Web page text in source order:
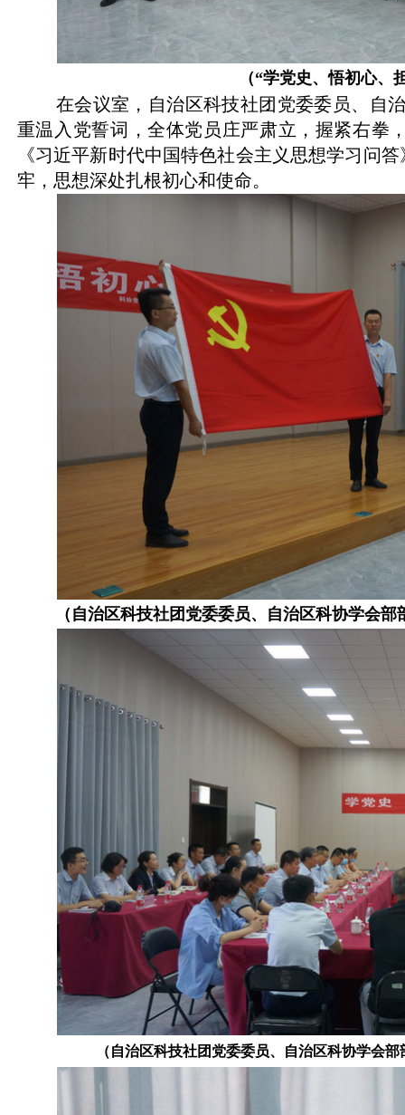
（“学党史、悟初心、
在会议室，自治区科技社团党委委员、自
重温入党誓词，全体党员庄严肃立，握紧右拳
《习近平新时代中国特色社会主义思想学习问
牢，思想深处扎根初心和使命。
（自治区科技社团党委委员、自治区科协学会部
（自治区科技社团党委委员、自治区科协学会